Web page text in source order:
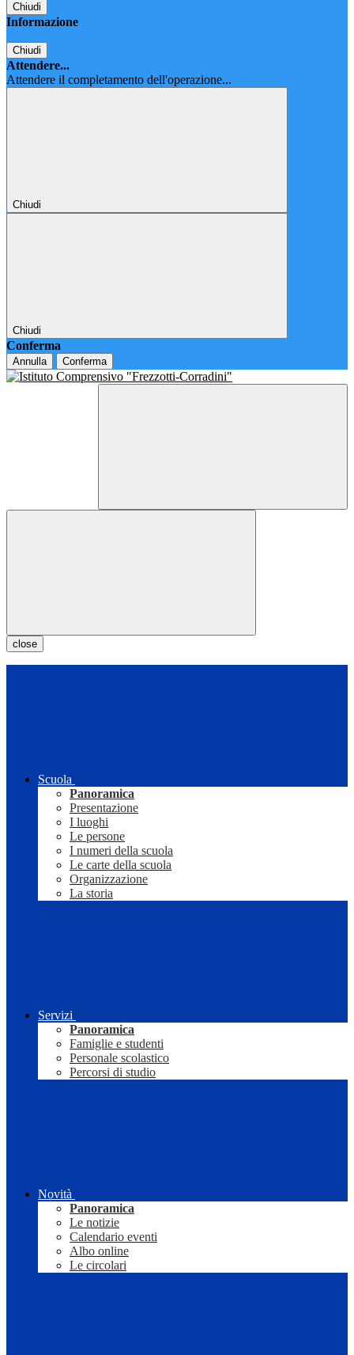
Chiudi
Informazione
Chiudi
Attendere...
Attendere il completamento dell'operazione...
Chiudi
Chiudi
Conferma
Annulla Conferma
close
Scuola
Panoramica
Presentazione
I luoghi
Le persone
I numeri della scuola
Le carte della scuola
Organizzazione
La storia
Servizi
Panoramica
Famiglie e studenti
Personale scolastico
Percorsi di studio
Novità
Panoramica
Le notizie
Calendario eventi
Albo online
Le circolari